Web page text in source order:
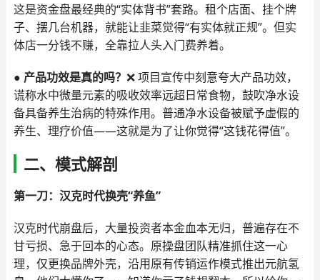
这是资金盘最经典的“实体背书”套路。租个店面、挂个牌
子、摆几台机器，就能让韭菜觉得“有实体就正规”。但实
体店一分钱不赚，全靠拉人头入门费养着。
● 产品功效是真的吗？ ❌ 项目宣传中刻意夸大产品功效，
谎称水中微量元素的吸收效率远超日常食物，鼓吹净水设
备具备养生治病的特殊作用。普通净水设备被赋予虚假的
养生、理疗价值——这就是为了让你觉得“这钱花得值”。
二、模式解剖
第一刀：汉克时代换壳“养鱼”
汉克时代崩盘后，大量投资者本金血本无归，普遍存在不
甘亏损、急于回本的心态。原操盘团队精准抓住这一心
理，仅更换品牌外壳，沿用原有传销运作模式推出元航氢